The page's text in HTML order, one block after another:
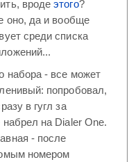
вродеэтого?
оно, да и вообще
среди списка
набора - все может
попробовал,
в гугл за
на Dialer One.
- после
номером